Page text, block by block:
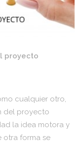
proyecto
cualquier otro,
del proyecto
la idea motora y
otra forma se